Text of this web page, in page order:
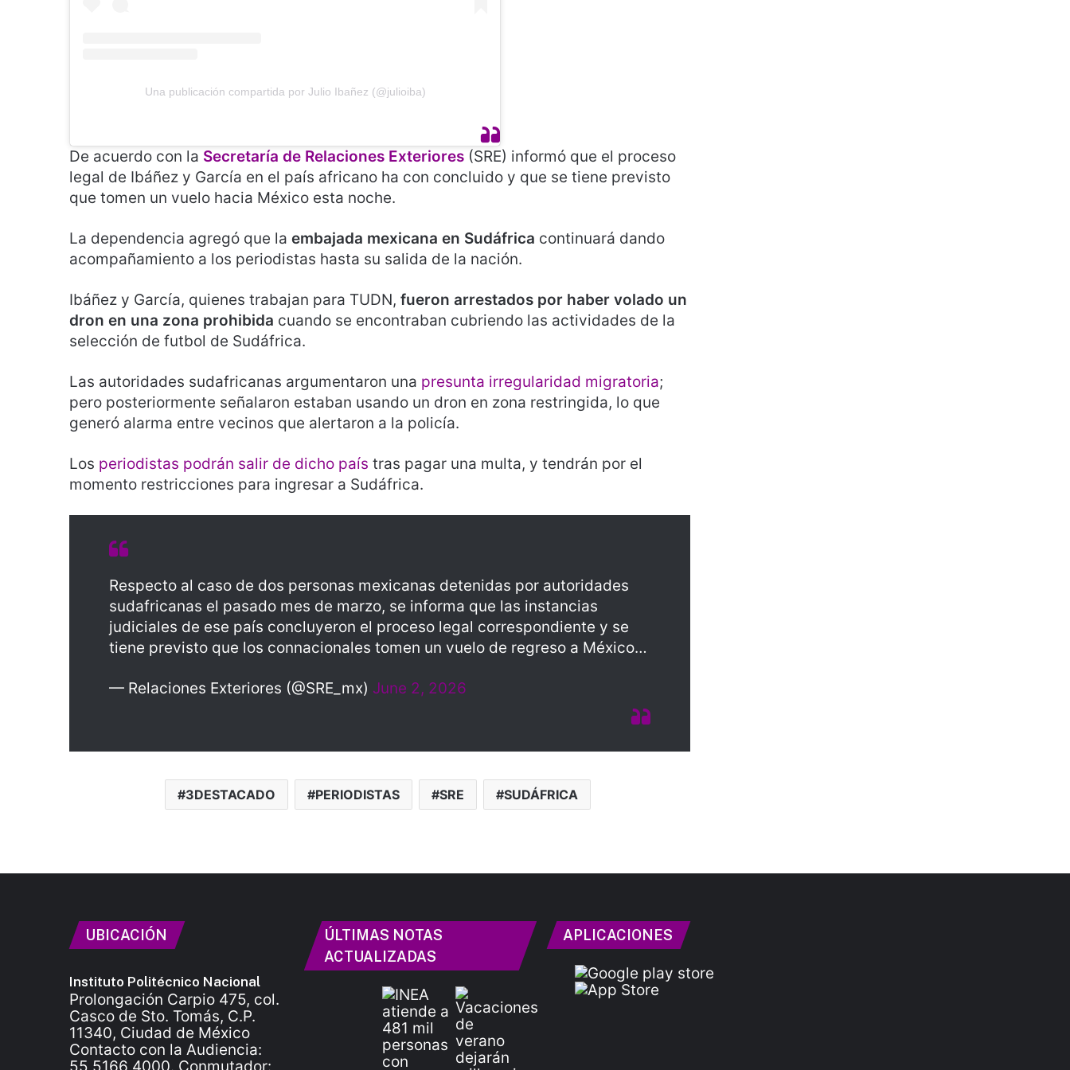
Una publicación compartida por Julio Ibañez (@julioiba)
De acuerdo con la Secretaría de Relaciones Exteriores (SRE) informó que el proceso
legal de Ibáñez y García en el país africano ha con concluido y que se tiene previsto
que tomen un vuelo hacia México esta noche.
La dependencia agregó que la embajada mexicana en Sudáfrica continuará dando
acompañamiento a los periodistas hasta su salida de la nación.
Ibáñez y García, quienes trabajan para TUDN, fueron arrestados por haber volado un
dron en una zona prohibida cuando se encontraban cubriendo las actividades de la
selección de futbol de Sudáfrica.
Las autoridades sudafricanas argumentaron una presunta irregularidad migratoria;
pero posteriormente señalaron estaban usando un dron en zona restringida, lo que
generó alarma entre vecinos que alertaron a la policía.
Los periodistas podrán salir de dicho país tras pagar una multa, y tendrán por el
momento restricciones para ingresar a Sudáfrica.
Respecto al caso de dos personas mexicanas detenidas por autoridades
sudafricanas el pasado mes de marzo, se informa que las instancias
judiciales de ese país concluyeron el proceso legal correspondiente y se
tiene previsto que los connacionales tomen un vuelo de regreso a México…
— Relaciones Exteriores (@SRE_mx) June 2, 2026
3DESTACADO PERIODISTAS SRE SUDÁFRICA
UBICACIÓN
Instituto Politécnico Nacional
Prolongación Carpio 475, col.
Casco de Sto. Tomás, C.P.
11340, Ciudad de México
Contacto con la Audiencia:
ÚLTIMAS NOTAS
ACTUALIZADAS
APLICACIONES